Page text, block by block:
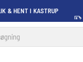
& HENT I KASTRUP